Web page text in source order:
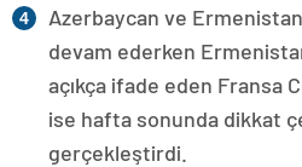
Azerbaycan ve
devam ederken
açıkça ifade eden Fransa
ise hafta sonunda dikkat
gerçekleştirdi.